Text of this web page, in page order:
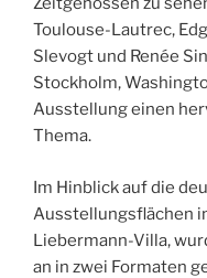
Toulouse-Lautrec,
Slevogt und Renée
Stockholm,
Ausstellung einen
Thema.
Im Hinblick auf die
Ausstellungsflächen
Liebermann-Villa,
an in zwei Formaten